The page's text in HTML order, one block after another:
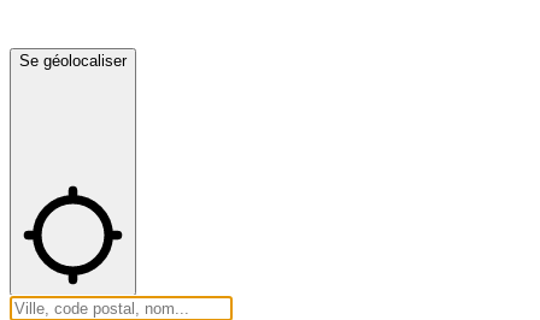
Se géolocaliser